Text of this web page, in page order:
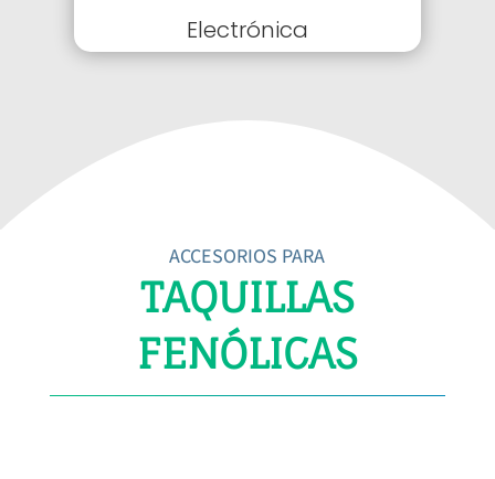
Electrónica
ACCESORIOS PARA
TAQUILLAS
FENÓLICAS